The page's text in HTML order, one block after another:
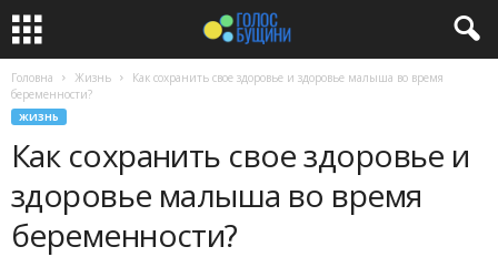
Головна Жизнь
Как сохранить свое здоровье и здоровье малыша во время
беременности?
ЖИЗНЬ
Как сохранить свое здоровье и
здоровье малыша во время
беременности?